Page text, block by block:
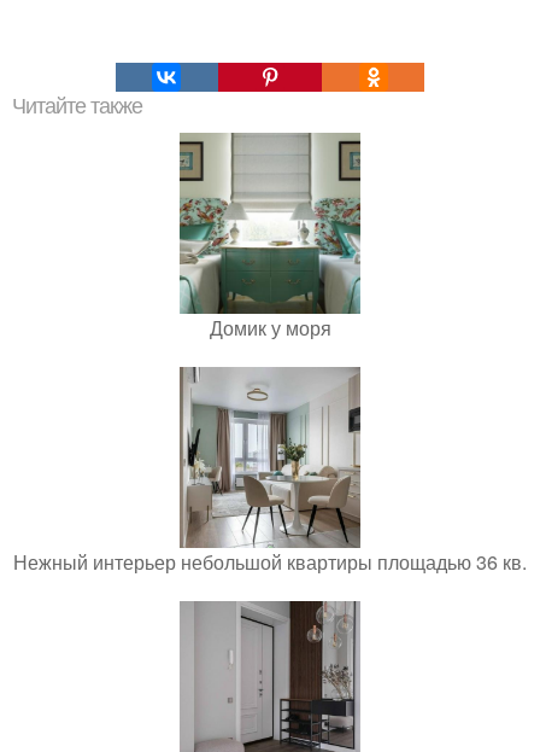
Читайте также
Домик у моря
Нежный интерьер небольшой квартиры площадью 36 кв.